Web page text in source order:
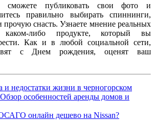
публиковать свои фото и
правильно выбирать спиннинги,
снасть. Узнаете мнение реальных
каком-либо продукте, который вы
Как и в любой социальной сети,
с Днем рождения, оценят ваш
и недостатки жизни в черногорском
особенностей аренды домов и
онлайн дешево на Nissan?